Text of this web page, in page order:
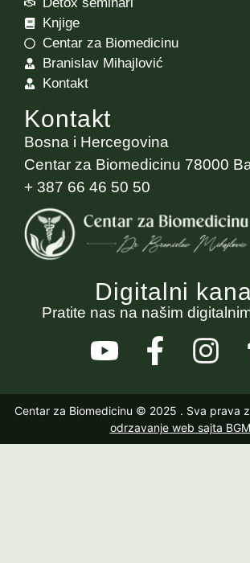
Detox seminari
Knjige
Centar za Biomedicinu
Branislav Mihajlović
Kontakt
Kontakt
Bosna i Hercegovina
Centar za Biomedicinu 78000
+ 387 66 46 50 50
Digitalni
Pratite nas na našim
Centar za Biomedicinu © 2025 . Sva prava
odrzavanje web sajta BGM